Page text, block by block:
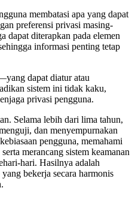
membatasi apa yang dapat
preferensi privasi masing-
dapat diterapkan pada elemen
informasi penting tetap
dapat diatur atau
sistem ini tidak kaku,
privasi pengguna.
Selama lebih dari lima tahun,
dan menyempurnakan
pengguna, memahami
merancang sistem keamanan
hari. Hasilnya adalah
bekerja secara harmonis